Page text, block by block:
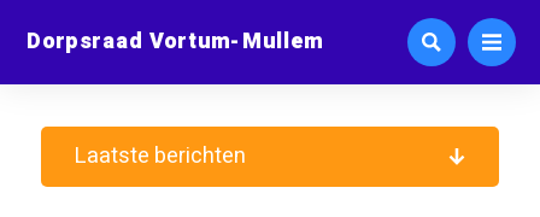
Dorpsraad Vortum-Mullem
Laatste berichten